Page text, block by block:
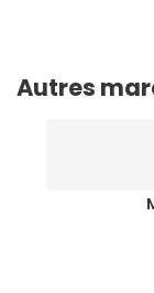
Autres